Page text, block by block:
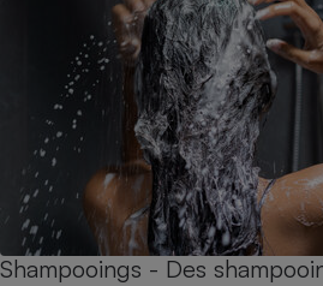
Shampooings - Des